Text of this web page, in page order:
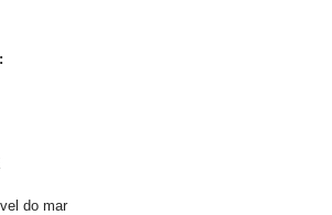
do mar